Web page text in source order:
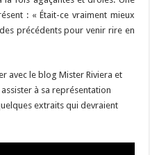
: « Était-ce vraiment mieux
précédents pour venir rire en
avec le blog Mister Riviera et
à sa représentation
extraits qui devraient